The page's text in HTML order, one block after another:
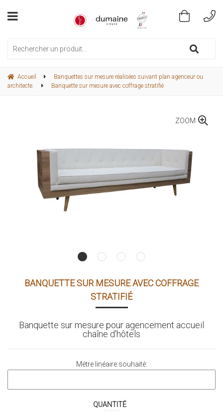
Accueil
Banquettes sur mesure réalisées suivant plan agenceur ou
architecte.
Banquette sur mesure avec coffrage stratifié
ZOOM
BANQUETTE SUR MESURE AVEC COFFRAGE
STRATIFIÉ
Banquette sur mesure pour agencement accueil
chaîne d'hôtels
Métre linéaire souhaité:
QUANTITÉ